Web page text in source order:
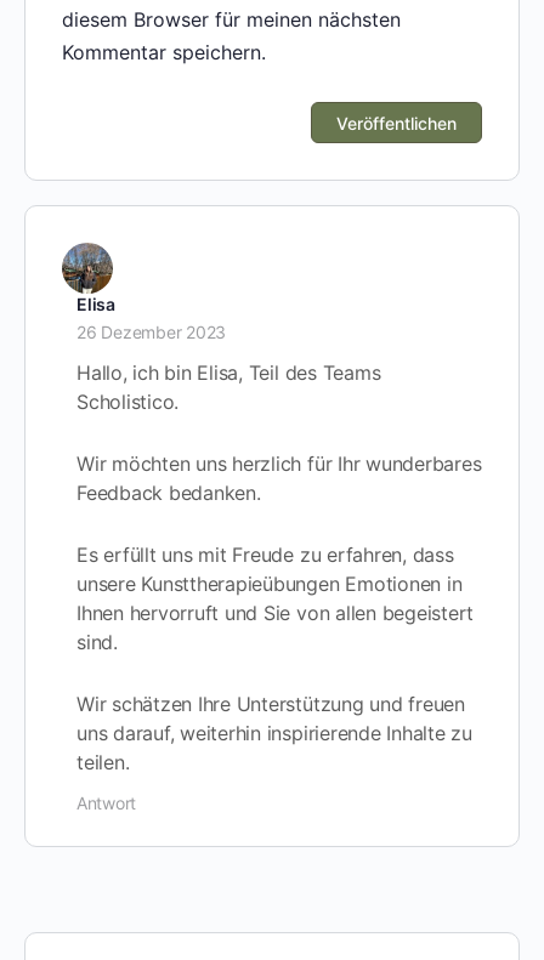
diesem Browser für meinen nächsten
Kommentar speichern.
Elisa
26 Dezember 2023
Hallo, ich bin Elisa, Teil des Teams
Scholistico.
Wir möchten uns herzlich für Ihr wunderbares
Feedback bedanken.
Es erfüllt uns mit Freude zu erfahren, dass
unsere Kunsttherapieübungen Emotionen in
Ihnen hervorruft und Sie von allen begeistert
sind.
Wir schätzen Ihre Unterstützung und freuen
uns darauf, weiterhin inspirierende Inhalte zu
teilen.
Antwort